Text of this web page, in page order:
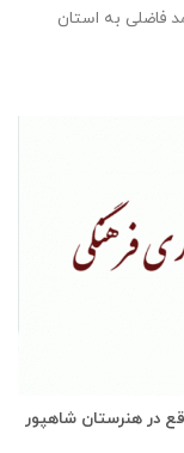
فاضلی به استان
در هنرستان شاهپور